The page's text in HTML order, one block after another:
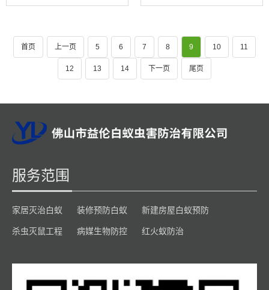
首页 上一页 5 6 7 8 9 10 11
12 13 14 下一页 尾页
服务范围
家居灭治白蚁 装修预防白蚁 新建房屋白蚁预防
杀虫灭鼠工程 病媒生物防控 红火蚁防治